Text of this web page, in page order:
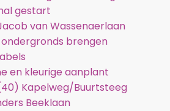
gestart
van Wassenaerlaan
brengen
en kleurige aanplant
Kapelweg/Buurtsteeg
Beeklaan